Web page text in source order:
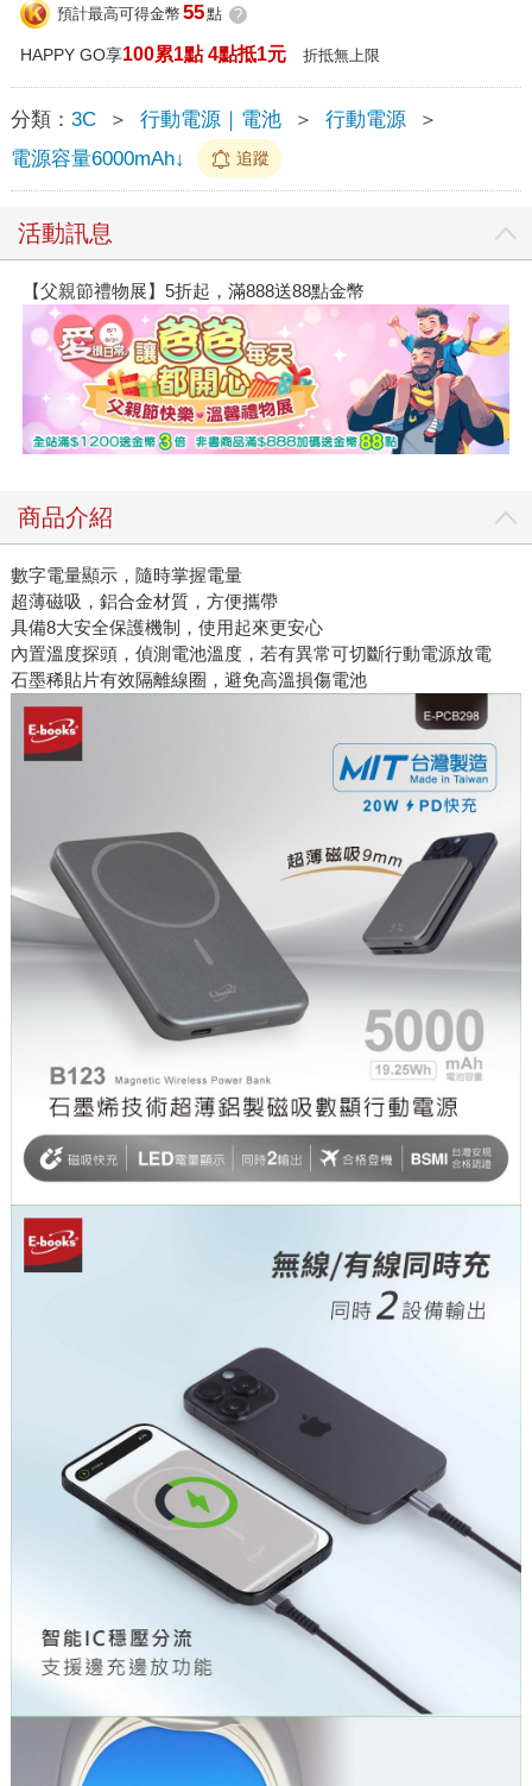
預計最高可得金幣 55點 ?
HAPPY GO享100累1點 4點抵1元 折抵無上限
分類： 3C ＞ 行動電源｜電池 ＞ 行動電源
＞
電源容量6000mAh↓
追蹤
活動訊息
【父親節禮物展】5折起，滿888送88點金幣
商品介紹
數字電量顯示，隨時掌握電量
超薄磁吸，鋁合金材質，方便攜帶
具備8大安全保護機制，使用起來更安心
內置溫度探頭，偵測電池溫度，若有異常可切斷行動電源放電
石墨稀貼片有效隔離線圈，避免高溫損傷電池